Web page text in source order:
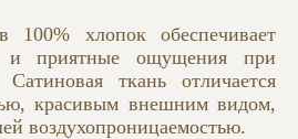
100% хлопок обеспечивает
и приятные ощущения при
ткань отличается
красивым внешним видом,
воздухопроницаемостью.